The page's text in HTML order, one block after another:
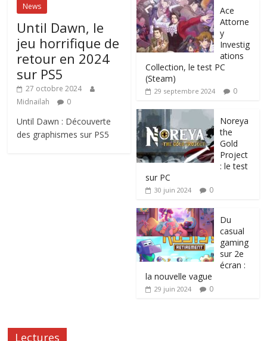
News
Until Dawn, le
jeu horrifique de
retour en 2024
sur PS5
27 octobre 2024
Midnailah
0
Until Dawn : Découverte
des graphismes sur PS5
Ace
Attorne
y
Investig
ations
Collection, le test PC
(Steam)
29 septembre 2024 0
Noreya
the
Gold
Project
: le test
sur PC
30 juin 2024 0
Du
casual
gaming
sur 2e
écran :
la nouvelle vague
29 juin 2024 0
Lectures